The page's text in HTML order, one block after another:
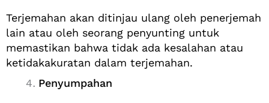
Terjemahan akan ditinjau ulang oleh penerjemah
lain atau oleh seorang penyunting untuk
memastikan bahwa tidak ada kesalahan atau
ketidakakuratan dalam terjemahan.
Penyumpahan